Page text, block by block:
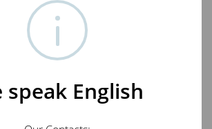
отзыв о товаре
speak English